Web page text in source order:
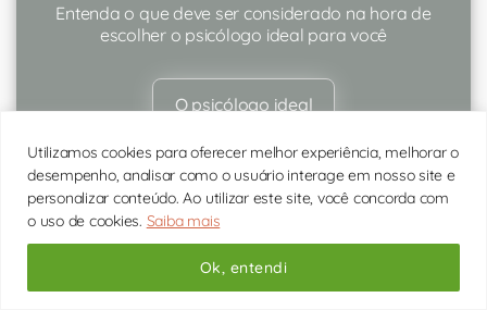
Utilizamos cookies para oferecer melhor experiência, melhorar o
desempenho, analisar como o usuário interage em nosso site e
personalizar conteúdo. Ao utilizar este site, você concorda com
o uso de cookies. Saiba mais
Ok, entendi
Entenda o que deve ser considerado na hora de
escolher o psicólogo ideal para você
O psicólogo ideal
Páginas mais acessadas
Terapia de Casal: o que é e como funciona?